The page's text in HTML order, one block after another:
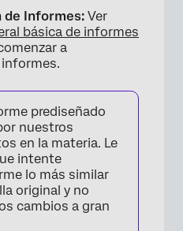
×
de Informes: Ver
básica de informes
a
prediseñado
nuestros
en la materia. Le
intente
lo más similar
original y no
cambios a gran